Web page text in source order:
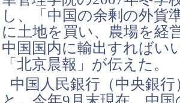
し、「中国の余剰の外貨
に土地を買い、農場を経
中国国内に輸出すればい
「北京晨報」が伝えた。
中国人民銀行（中央銀